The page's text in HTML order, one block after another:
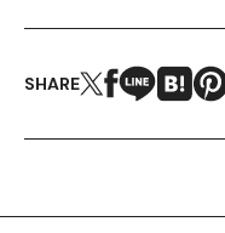
SHARE